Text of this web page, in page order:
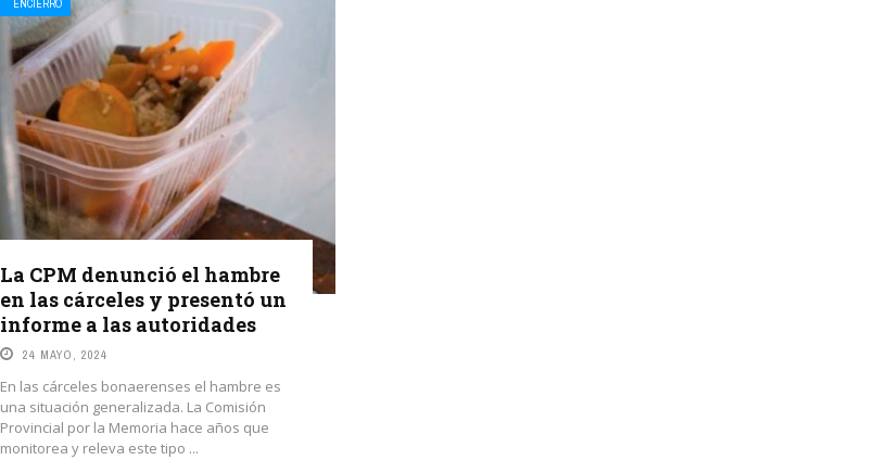
ENCIERRO
La CPM denunció el hambre
en las cárceles y presentó un
informe a las autoridades
24 MAYO, 2024
En las cárceles bonaerenses el hambre es
una situación generalizada. La Comisión
Provincial por la Memoria hace años que
monitorea y releva este tipo ...